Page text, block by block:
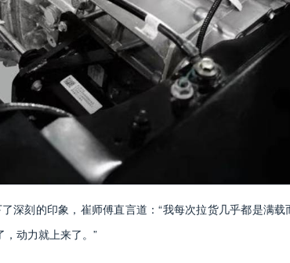
深刻的印象，崔师傅直言道：“我每次拉货几乎都是满载
动力就上来了。”